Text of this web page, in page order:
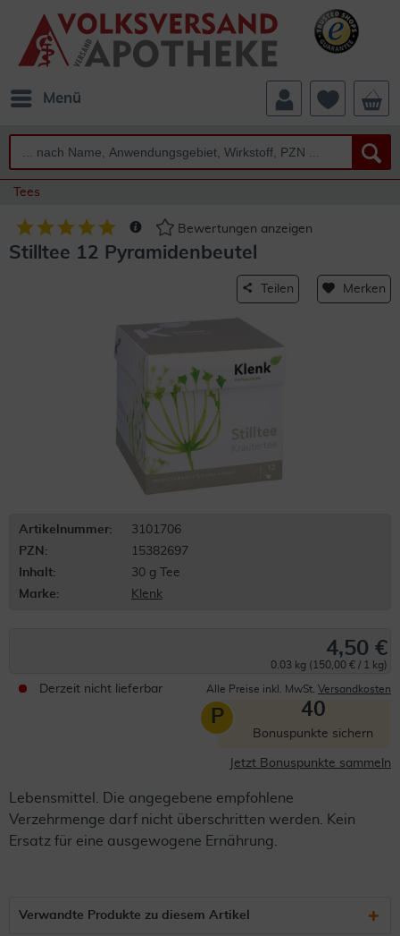
Menü
Tees
Bewertungen anzeigen
Stilltee 12 Pyramidenbeutel
Teilen Merken
Artikelnummer:
3101706
PZN:
15382697
Inhalt:
30 g Tee
Marke:
Klenk
4,50 €
0.03 kg (150,00 € / 1 kg)
Derzeit nicht lieferbar Alle Preise inkl. MwSt. Versandkosten
P 40
Bonuspunkte sichern
Jetzt Bonuspunkte sammeln
Lebensmittel. Die angegebene empfohlene
Verzehrmenge darf nicht überschritten werden. Kein
Ersatz für eine ausgewogene Ernährung.
Verwandte Produkte zu diesem Artikel